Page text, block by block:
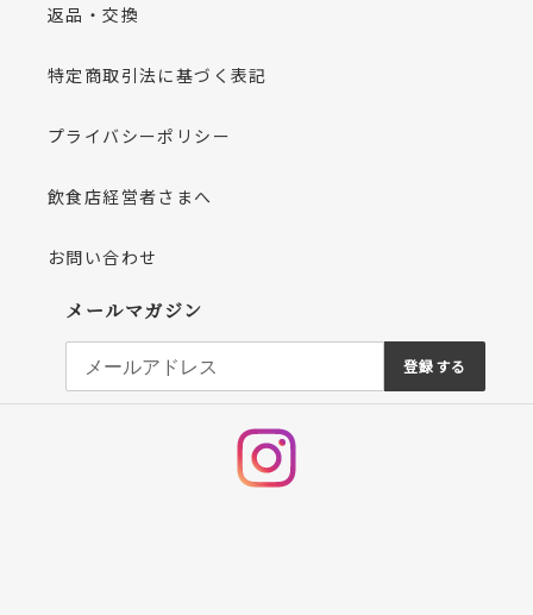
返品・交換
特定商取引法に基づく表記
プライバシーポリシー
飲食店経営者さまへ
お問い合わせ
メールマガジン
登録する
Instagram